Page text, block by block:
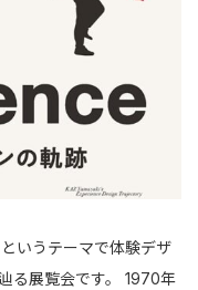
いうテーマで体験デザ
る展覧会です。 1970年